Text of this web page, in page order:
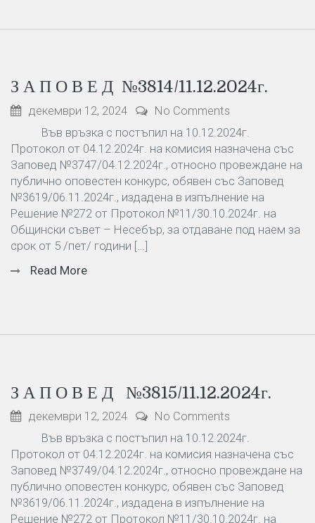
З А П О В Е Д №3814/11.12.2024г.
декември 12, 2024
No Comments
Във връзка с постъпил на 10.12.2024г.
Протокол от 04.12.2024г. на комисия назначена със
Заповед №3747/04.12.2024г., относно провеждане на
публично оповестен конкурс, обявен със Заповед
№3619/06.11.2024г., издадена в изпълнение на
Решение №272 от Протокол №11/30.10.2024г. на
Общински съвет – Несебър, за отдаване под наем за
срок от 5 /пет/ години […]
Read More
З А П О В Е Д №3815/11.12.2024г.
декември 12, 2024
No Comments
Във връзка с постъпил на 10.12.2024г.
Протокол от 04.12.2024г. на комисия назначена със
Заповед №3749/04.12.2024г., относно провеждане на
публично оповестен конкурс, обявен със Заповед
№3619/06.11.2024г., издадена в изпълнение на
Решение №272 от Протокол №11/30.10.2024г. на